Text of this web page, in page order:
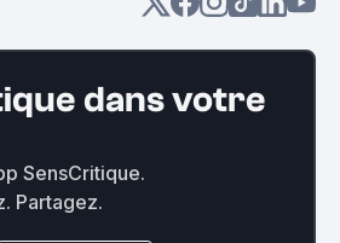
dans votre
SensCritique.
Partagez.